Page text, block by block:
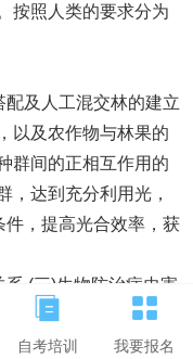
按照人类的要求分为
及人工混交林的建立
以及农作物与林果的
群间的正相互作用的
，达到充分利用光，
，提高光合效率，获
(三)生物防治病虫害
自考培训 我要报名